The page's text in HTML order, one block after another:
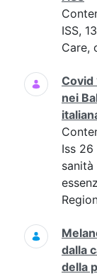
ISS,
Care,
Covid
nei
Iss 26
dalla
della